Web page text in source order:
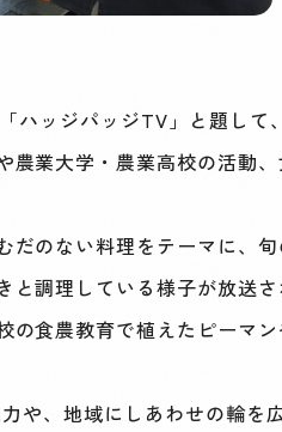
ハッジパッジTV」と題して
業大学・農業高校の活動
のない料理をテーマに、
調理している様子が放送
食農教育で植えたピーマ
、地域にしあわせの輪を